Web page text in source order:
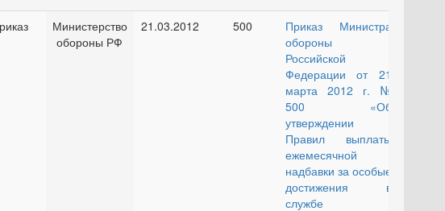
Министерство
обороны РФ
21.03.2012 500
Приказ Министра
обороны
Российской
Федерации от 21
марта 2012 г. №
500 «Об
утверждении
Правил выплаты
ежемесячной
надбавки за особые
достижения в
службе